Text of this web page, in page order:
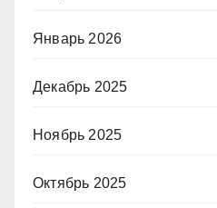
Январь 2026
Декабрь 2025
Ноябрь 2025
Октябрь 2025